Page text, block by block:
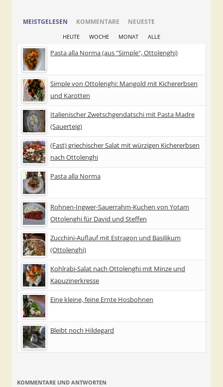
MEISTGELESEN KOMMENTARE NEUESTE
HEUTE WOCHE MONAT ALLE
Pasta alla Norma (aus "Simple", Ottolenghi)
Simple von Ottolenghi: Mangold mit Kichererbsen
und Karotten
Italienischer Zwetschgendatschi mit Pasta Madre
(Sauerteig)
(Fast) griechischer Salat mit würzigen Kichererbsen
nach Ottolenghi
Pasta alla Norma
Rohnen-Ingwer-Sauerrahm-Kuchen von Yotam
Ottolenghi für David und Steffen
Zucchini-Auflauf mit Estragon und Basilikum
(Ottolenghi)
Kohlrabi-Salat nach Ottolenghi mit Minze und
Kapuzinerkresse
Eine kleine, feine Ernte Hosbohnen
Bleibt noch Hildegard
KOMMENTARE UND ANTWORTEN